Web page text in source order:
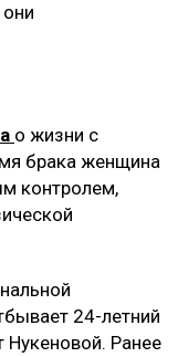
о жизни с
брака женщина
контролем,
24-летний
Нукеновой. Ранее